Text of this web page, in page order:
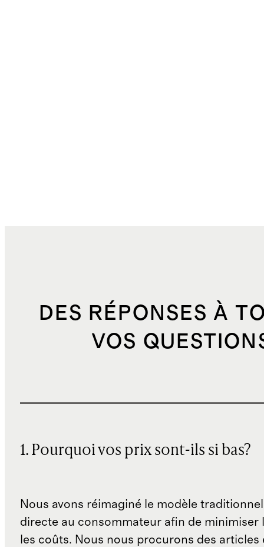
DES RÉPONSES À
VOS
1. Pourquoi vos prix sont-ils si bas?
Nous avons réimaginé le modèle
directe au consommateur afin de minimiser
les coûts. Nous nous procurons des articles